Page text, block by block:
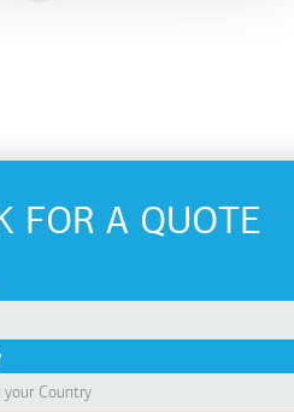
FOR A QUOTE
to